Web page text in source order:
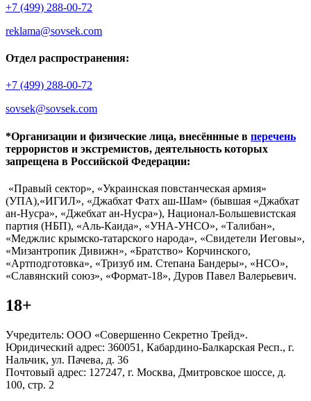
+7 (499) 288-00-72
reklama@sovsek.com
Отдел распространения:
+7 (499) 288-00-72
sovsek@sovsek.com
*Организации и физические лица, внесённные в перечень
террористов и экстремистов, деятельность которых
запрещена в Российской Федерации:
«Правый сектор», «Украинская повстанческая армия»
(УПА),«ИГИЛ», «Джабхат Фатх аш-Шам» (бывшая «Джабхат
ан-Нусра», «Джебхат ан-Нусра»), Национал-Большевистская
партия (НБП), «Аль-Каида», «УНА-УНСО», «Талибан»,
«Меджлис крымско-татарского народа», «Свидетели Иеговы»,
«Мизантропик Дивижн», «Братство» Корчинского,
«Артподготовка», «Тризуб им. Степана Бандеры», «НСО»,
«Славянский союз», «Формат-18», Дуров Павел Валерьевич.
18+
Учредитель: ООО «Совершенно Секретно Трейд».
Юридический адрес: 360051, Кабардино-Балкарская Респ., г.
Нальчик, ул. Пачева, д. 36
Почтовый адрес: 127247, г. Москва, Дмитровское шоссе, д.
100, стр. 2